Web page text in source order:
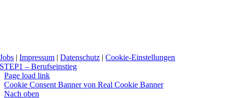
Jobs |Impressum |Datenschutz |Cookie-Einstellungen
STEP1 – Berufseinstieg
Page load link
Cookie Consent Banner von Real Cookie Banner
Nach oben